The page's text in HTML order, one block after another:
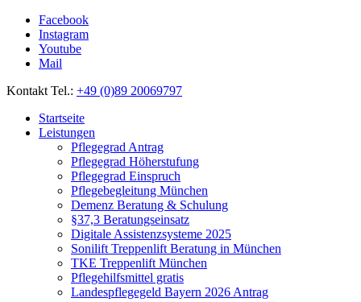
Facebook
Instagram
Youtube
Mail
Kontakt Tel.: +49 (0)89 20069797
Startseite
Leistungen
Pflegegrad Antrag
Pflegegrad Höherstufung
Pflegegrad Einspruch
Pflegebegleitung München
Demenz Beratung & Schulung
§37,3 Beratungseinsatz
Digitale Assistenzsysteme 2025
Sonilift Treppenlift Beratung in München
TKE Treppenlift München
Pflegehilfsmittel gratis
Landespflegegeld Bayern 2026 Antrag